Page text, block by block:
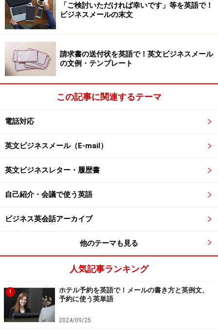
ガイド：
いわば、先生の速読のスキルを載せた教材というわけで
すね！
吉田先生が推薦する速読のコツについては
次ページで！
※記事内容は執筆時点のものです。最新の内容をご確認くださ
い。
「ご検討いただければ幸いです」等を英語で！
ビジネスメールの末文
請求書の送付状を英語で！英文ビジネスメール
の文例・テンプレート
この記事に関連するテーマ
電話対応
英文ビジネスメール（E-mail）
英文ビジネスレター・履歴書
自己紹介・会議で使う英語
ビジネス英会話アーカイブ
他のテーマも見る
人気記事ランキング
1
ホテル予約を英語で！メールの書き方と英例文、
予約に使う英単語
2024/09/25